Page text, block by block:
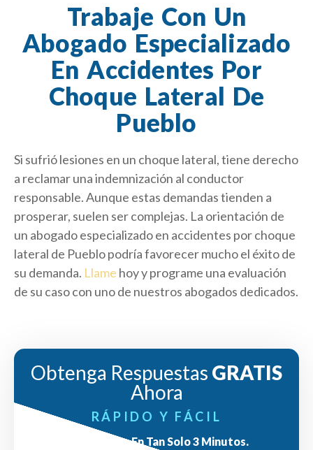
Trabaje Con Un
Abogado Especializado
En Accidentes Por
Choque Lateral De
Pueblo
Si sufrió lesiones en un choque lateral, tiene derecho
a reclamar una indemnización al conductor
responsable. Aunque estas demandas tienden a
prosperar, suelen ser complejas. La orientación de
un abogado especializado en accidentes por choque
lateral de Pueblo podría favorecer mucho el éxito de
su demanda. Llame hoy y programe una evaluación
de su caso con uno de nuestros abogados dedicados.
Obtenga Respuestas GRATIS
Ahora
RÁPIDO Y FÁCIL
Respuestas En Tan Solo 3 Minutos.